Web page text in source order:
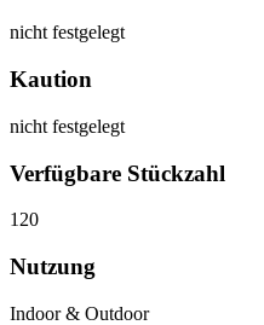
nicht festgelegt
Kaution
nicht festgelegt
Verfügbare Stückzahl
120
Nutzung
Indoor & Outdoor